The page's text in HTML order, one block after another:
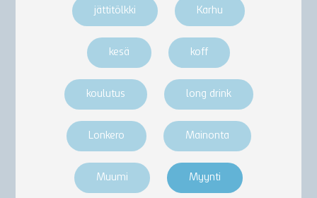
jättitölkki Karhu
kesä koff
koulutus long drink
Lonkero Mainonta
Muumi Myynti